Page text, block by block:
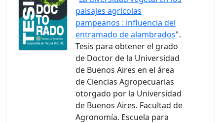
paisajes agrícolas
pampeanos : influencia del
entramado de alambrados".
Tesis para obtener el grado
de Doctor de la Universidad
de Buenos Aires en el área
de Ciencias Agropecuarias
otorgado por la Universidad
de Buenos Aires. Facultad de
Agronomía. Escuela para